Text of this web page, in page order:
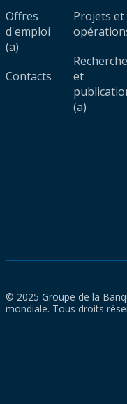
Offres
d'emploi
(a)
Contacts
Projets et
Recherche
et
(a)
© 2025 Groupe de la
mondiale. Tous droits